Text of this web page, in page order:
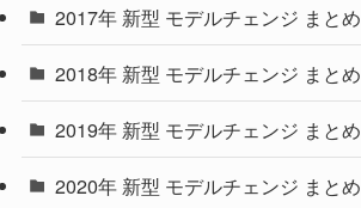
(4)
(30)
(27)
(33)
(10)
(35)
2017年 新型 モデルチェンジ まとめ
2018年 新型 モデルチェンジ まとめ
2019年 新型 モデルチェンジ まとめ
2020年 新型 モデルチェンジ まとめ